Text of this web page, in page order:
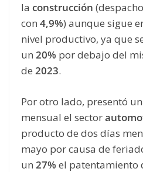
la construcción
con 4,9%) aunque sigue
nivel productivo, ya que
un 20% por debajo del
de 2023.
Por otro lado, presentó
mensual el sector
producto de dos días
mayo por causa de
un 27% el patentamiento